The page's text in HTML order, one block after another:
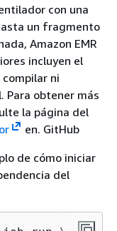
con una
un fragmento
Amazon EMR
incluyen el
ni
Para obtener más
la página del
en. GitHub
de cómo iniciar
del